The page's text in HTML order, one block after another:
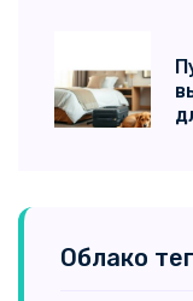
Облако